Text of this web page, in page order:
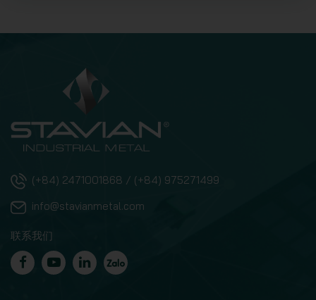
(+84) 2471001868 / (+84) 975271499
info@stavianmetal.com
联系我们